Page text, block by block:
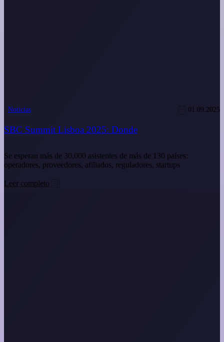
Noticias 01.09.2025
SBC Summit Lisboa 2025: Donde
Se esperan más de 30,000 asistentes de más de 130 países:
operadores, proveedores, afiliados, reguladores, startups
Leer completo